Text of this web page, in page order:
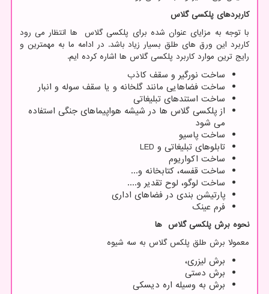
کاربردهای پلکسی گلاس
با توجه به مزایای عنوان شده برای پلکسی گلاس ها انتظار می رود
کاربرد این ورق های طلق بسیار زیاد باشد. در ادامه ما به مهمترین و
رایج ترین موارد کاربرد پلکسی گلاس ها اشاره کرده ایم.
ساخت نورگیر و سقف کاذب
ساخت فضاهایی مانند گلخانه و یا سقف سوله و انبار
ساخت استندهای تبلیغاتی
از پلکسی گلاس ها در شیشه هواپیماهای جنگی استفاده
می شود
ساخت پاسیو
تابلوهای تبلیغاتی و LED
ساخت اکواریوم
ساخت قفسه، کتابخانه و...
ساخت لوگو، لوح تقدیر و....
پارتیشن بندی در فضاهای اداری
فرم عینک
نحوه برش پلکسی گلاس ها
معمولا برش طلق پلکس گلاس به سه شیوه
برش لیزری،
برش دستی
برش به وسیله اره دیسکی